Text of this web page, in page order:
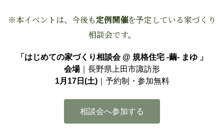
※本イベントは、今後も定例開催を予定している家づくり
相談会です。
「はじめての家づくり相談会 @ 規格住宅 -繭- まゆ 」
会場｜長野県上田市諏訪形
1月17日(土)｜予約制・参加無料
相談会へ参加する